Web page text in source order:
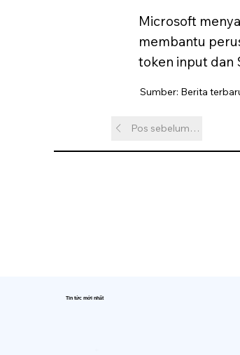
Microsoft
membantu
token input dan
Sumber: Berita
Pos sebelumnya
Tin tức mới nhất